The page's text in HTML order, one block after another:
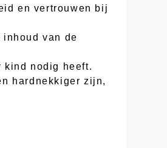
en vertrouwen bij
van de
kind nodig heeft.
hardnekkiger zijn,